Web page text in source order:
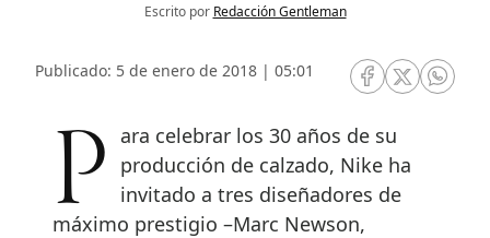
Escrito por Redacción Gentleman
Publicado: 5 de enero de 2018 | 05:01
RRSS Facebook
RRSSRRSS
Para celebrar los 30 años de su
producción de calzado, Nike ha
invitado a tres diseñadores de
máximo prestigio –Marc Newson,